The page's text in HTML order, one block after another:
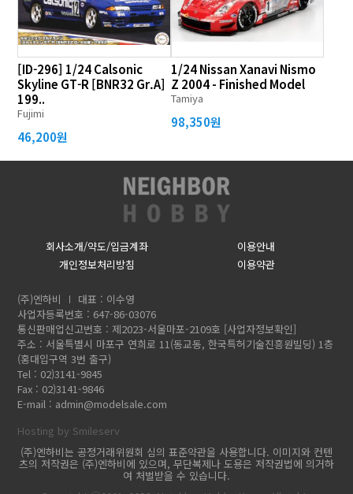
[ID-296] 1/24 Calsonic
Skyline GT-R [BNR32 Gr.A]
199..
Fujimi
46,200원
1/24 Nissan Xanavi Nismo
Z 2004 - Finished Model
Tamiya
98,350원
회사소개/약도/입금계좌
이용안내
개인정보처리방침
이용약관
(주)엔하비
대표 : 이수영
사업자등록번호 : 647-86-03076
통신판매업신고번호 : 제2023-서울마포-2109호 [사업자정보확인]
주소 : 서울특별시 마포구 연희로 11(동교동, 한국특허기술진흥원빌딩) 1층
(홍대입구역 3번 출구)
Tel : 02)3141-9845
Fax : 02)3141-9846
E-mail : admin@modelsale.com
Hosting by Smileserv
(주)엔하비는 공정거래위원회 심의 표준약관을 사용합니다. 이미지와 컨텐
츠의 저작권은 (주)엔하비에 있으며, 무단복제나 도용은 저작권법에 의거하
여 처벌받을 수 있습니다.